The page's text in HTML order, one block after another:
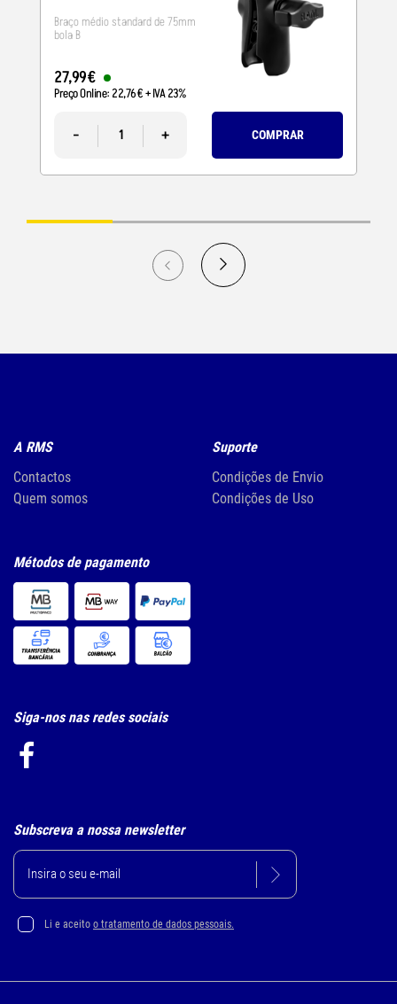
Braço médio standard de 75mm
bola B
27,99€
Preço Online: 22,76€+ IVA 23%
- + COMPRAR
A RMS
Contactos
Quem somos
Suporte
Condições de Envio
Condições de Uso
Métodos de pagamento
Siga-nos nas redes sociais
Subscreva a nossa newsletter
Li e aceito o tratamento de dados pessoais.